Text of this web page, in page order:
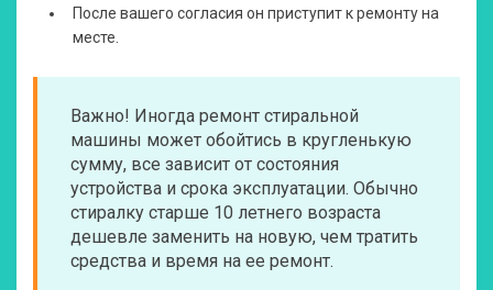
После вашего согласия он приступит к ремонту на
месте.
Важно! Иногда ремонт стиральной
машины может обойтись в кругленькую
сумму, все зависит от состояния
устройства и срока эксплуатации. Обычно
стиралку старше 10 летнего возраста
дешевле заменить на новую, чем тратить
средства и время на ее ремонт.